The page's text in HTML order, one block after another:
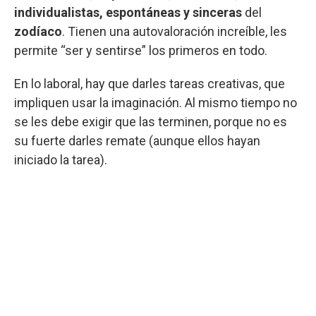
individualistas, espontáneas y sinceras del
zodíaco. Tienen una autovaloración increíble, les
permite “ser y sentirse” los primeros en todo.
En lo laboral, hay que darles tareas creativas, que
impliquen usar la imaginación. Al mismo tiempo no
se les debe exigir que las terminen, porque no es
su fuerte darles remate (aunque ellos hayan
iniciado la tarea).